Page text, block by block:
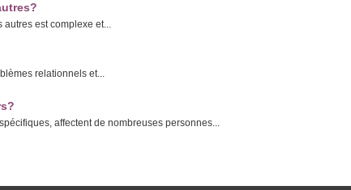
est complexe et...
relationnels et...
affectent de nombreuses personnes...